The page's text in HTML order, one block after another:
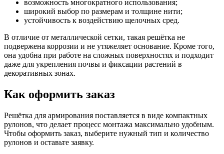
возможность многократного использования;
широкий выбор по размерам и толщине нити;
устойчивость к воздействию щелочных сред.
В отличие от металлической сетки, такая решётка не
подвержена коррозии и не утяжеляет основание. Кроме того,
она удобна при работе на сложных поверхностях и подходит
даже для укрепления почвы и фиксации растений в
декоративных зонах.
Как оформить заказ
Решётка для армирования поставляется в виде компактных
рулонов, что делает процесс монтажа максимально удобным.
Чтобы оформить заказ, выберите нужный тип и количество
рулонов и оставьте заявку.